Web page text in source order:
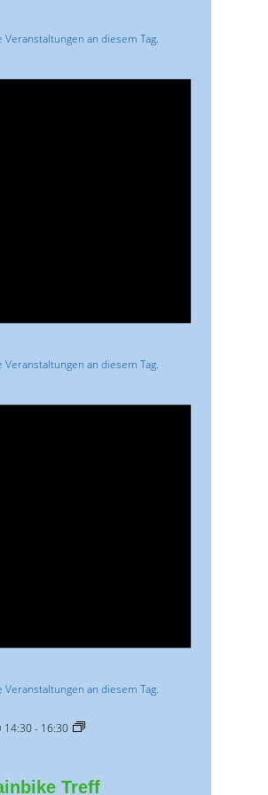
Veranstaltungen an diesem Tag.
Veranstaltungen an diesem Tag.
Veranstaltungen an diesem Tag.
14:30- 16:30
Treff